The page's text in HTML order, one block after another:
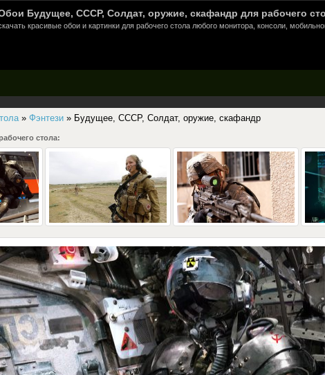
Будущее, СССР, Солдат, оружие, скафандр для рабочего
красивые обои и картинки для рабочего стола любого монитора, консоли,
» Фэнтези » Будущее, СССР, Солдат, оружие, скафандр
стола: